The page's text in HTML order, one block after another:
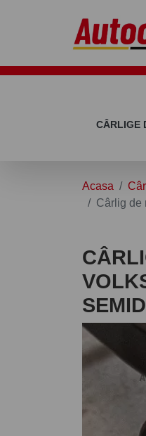
CÂRLIGE
Acasa
Cârlig de